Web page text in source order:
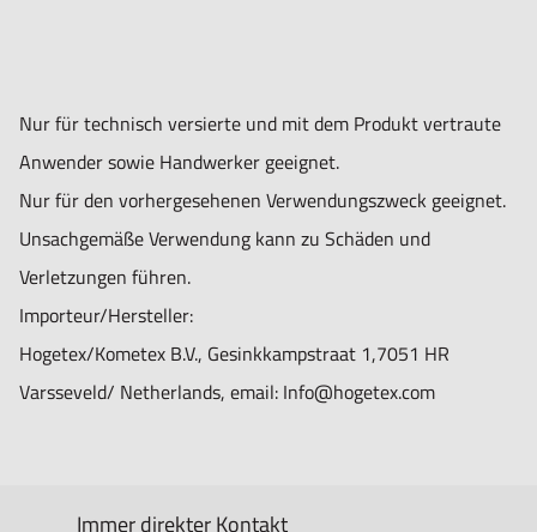
Nur für technisch versierte und mit dem Produkt vertraute
Anwender sowie Handwerker geeignet.
Nur für den vorhergesehenen Verwendungszweck geeignet.
Unsachgemäße Verwendung kann zu Schäden und
Verletzungen führen.
Importeur/Hersteller:
Hogetex/Kometex B.V., Gesinkkampstraat 1,7051 HR
Varsseveld/ Netherlands, email: Info@hogetex.com
Immer direkter Kontakt